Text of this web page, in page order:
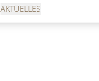
AKTUELLES